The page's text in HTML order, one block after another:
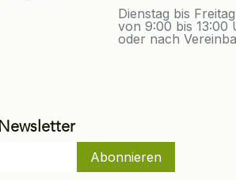
Dienstag bis Freitag
von 9:00 bis 13:00
oder nach
Abonnieren